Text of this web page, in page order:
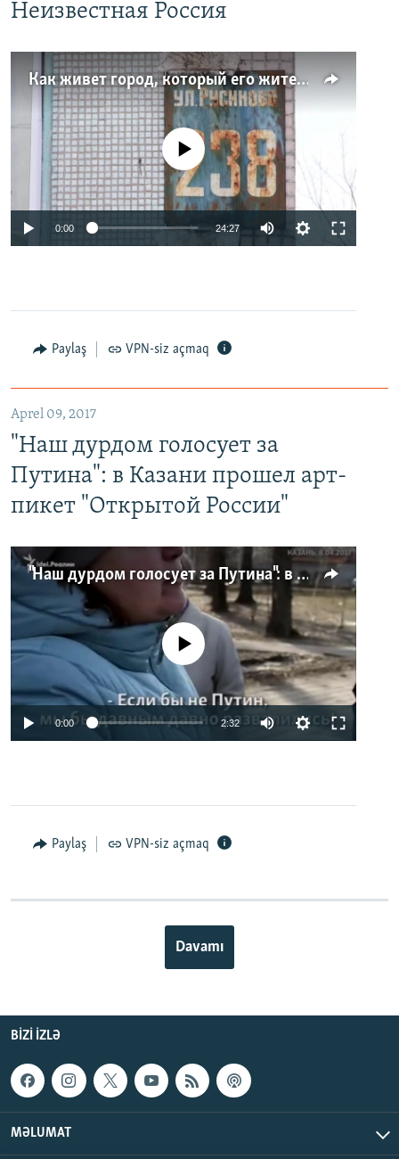
Неизвестная Россия
Как живет город, который его жители никогда не видели. Неизвестная Россия
No media source currently available
0:00 24:27
Paylaş VPN-siz açmaq
Aprel 09, 2017
"Наш дурдом голосует за
Путина": в Казани прошел арт-
пикет "Открытой России"
"Наш дурдом голосует за Путина": в Казани прошел арт-пикет "Открытой России"
No media source currently available
0:00 2:32
Paylaş VPN-siz açmaq
Davamı
BIZI IZLƏ
MƏLUMAT